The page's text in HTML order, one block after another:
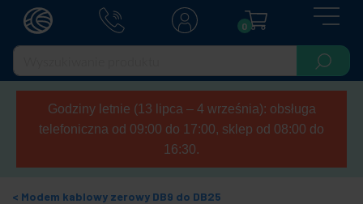
0
Godziny letnie (13 lipca – 4 września): obsługa
telefoniczna od 09:00 do 17:00, sklep od 08:00 do
16:30.
Modem kablowy zerowy DB9 do DB25